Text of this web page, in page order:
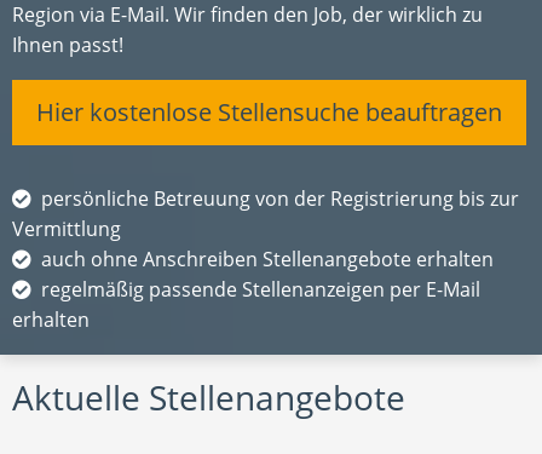
Region via E-Mail. Wir finden den Job, der wirklich zu
Ihnen passt!
Hier kostenlose Stellensuche beauftragen
persönliche Betreuung von der Registrierung bis zur
Vermittlung
auch ohne Anschreiben Stellenangebote erhalten
regelmäßig passende Stellenanzeigen per E-Mail
erhalten
Aktuelle Stellenangebote